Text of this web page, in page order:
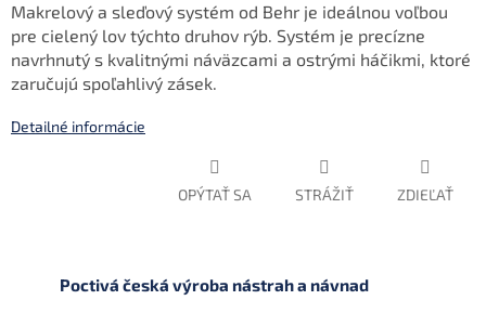
Makrelový a sleďový systém od Behr je ideálnou voľbou
pre cielený lov týchto druhov rýb. Systém je precízne
navrhnutý s kvalitnými náväzcami a ostrými háčikmi, ktoré
zaručujú spoľahlivý zásek.
Detailné informácie
OPÝTAŤ SA STRÁŽIŤ ZDIEĽAŤ
Poctivá česká výroba nástrah a návnad